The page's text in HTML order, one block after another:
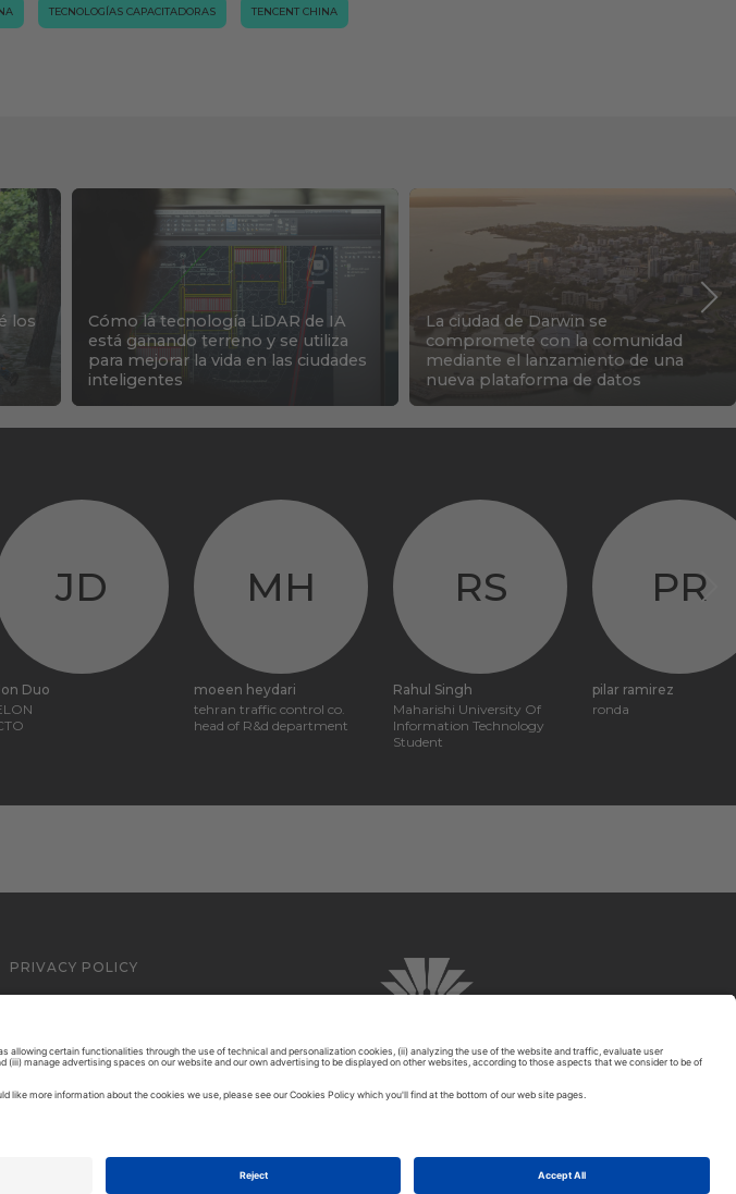
TECNOLOGÍAS CAPACITADORAS TENCENT CHINA
los
Cómo la tecnología LiDAR de IA
está ganando terreno y se utiliza
para mejorar la vida en las ciudades
inteligentes
La ciudad de Darwin se
compromete con la comunidad
mediante el lanzamiento de una
nueva plataforma de datos
JD
Duo
MH
moeen heydari
tehran traffic control co.
head of R&d department
RS
Rahul Singh
Maharishi University Of
Information Technology
Student
PR
pilar ramirez
ronda
PRIVACY POLICY